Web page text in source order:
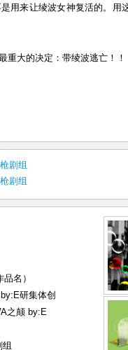
用来让绫波女神复活的。用
重大的决定：带绫波逃亡！！
剧组
剧组
名）
研集体创
之颠 by:E